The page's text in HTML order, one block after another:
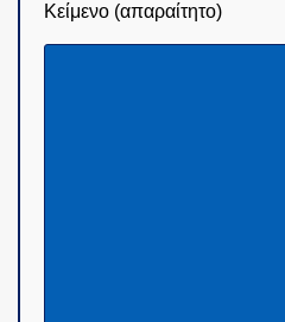
Κείμενο (απαραίτητο)